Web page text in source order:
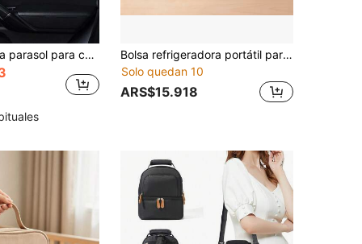
1 pieza Cortina parasol para coche de bebé, anti-UV, aislante térmico, pantalla solar y de sombra con paraguas de cordón
Bolsa refrigeradora portátil para leche materna, espacio de almacenamiento compacto y ligero para madres lactantes, adecuada para el trabajo diario y los viajes, contenedor de leche aislado, fácil de llevar en la bolsa de mamá
Solo quedan 10
ARS$15.918